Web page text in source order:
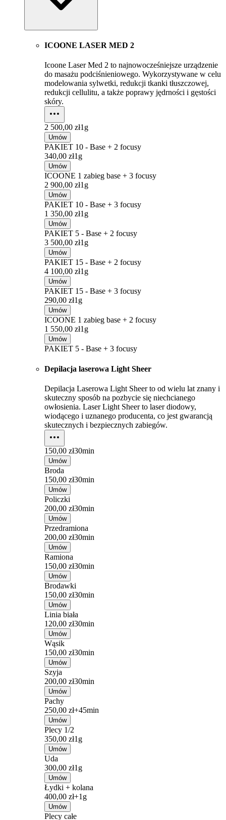
ICOONE LASER MED 2
Icoone Laser Med 2 to najnowocześniejsze urządzenie
do masażu podciśnieniowego. Wykorzystywane w celu
modelowania sylwetki, redukcji tkanki tłuszczowej,
redukcji cellulitu, a także poprawy jędrności i gęstości
skóry.
2 500,00 zł1g
Umów
PAKIET 10 - Base + 2 focusy
340,00 zł1g
Umów
ICOONE 1 zabieg base + 3 focusy
2 900,00 zł1g
Umów
PAKIET 10 - Base + 3 focusy
1 350,00 zł1g
Umów
PAKIET 5 - Base + 2 focusy
3 500,00 zł1g
Umów
PAKIET 15 - Base + 2 focusy
4 100,00 zł1g
Umów
PAKIET 15 - Base + 3 focusy
290,00 zł1g
Umów
ICOONE 1 zabieg base + 2 focusy
1 550,00 zł1g
Umów
PAKIET 5 - Base + 3 focusy
Depilacja laserowa Light Sheer
Depilacja Laserowa Light Sheer to od wielu lat znany i
skuteczny sposób na pozbycie się niechcianego
owłosienia. Laser Light Sheer to laser diodowy,
wiodącego i uznanego producenta, co jest gwarancją
skutecznych i bezpiecznych zabiegów.
150,00 zł30min
Umów
Broda
150,00 zł30min
Umów
Policzki
200,00 zł30min
Umów
Przedramiona
200,00 zł30min
Umów
Ramiona
150,00 zł30min
Umów
Brodawki
150,00 zł30min
Umów
Linia biała
120,00 zł30min
Umów
Wąsik
150,00 zł30min
Umów
Szyja
200,00 zł30min
Umów
Pachy
250,00 zł+45min
Umów
Plecy 1/2
350,00 zł1g
Umów
Uda
300,00 zł1g
Umów
Łydki + kolana
400,00 zł+1g
Umów
Plecy całe